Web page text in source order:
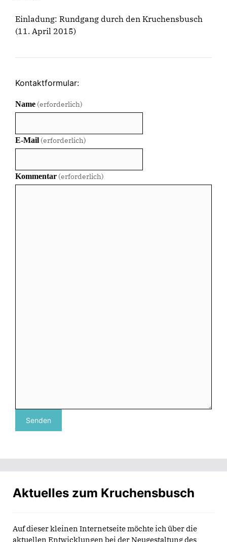
Einladung: Rundgang durch den Kruchensbusch
(11. April 2015)
Kontaktformular:
Name (erforderlich)
E-Mail (erforderlich)
Kommentar (erforderlich)
Senden
Aktuelles zum Kruchensbusch
Auf dieser kleinen Internetseite möchte ich über die
aktuellen Entwicklungen bei der Neugestaltung des